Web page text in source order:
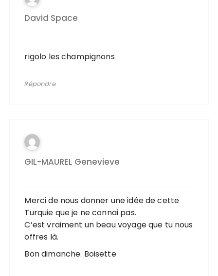
David Space
rigolo les champignons
Répondre
GIL-MAUREL Genevieve
Merci de nous donner une idée de cette
Turquie que je ne connai pas.
C’est vraiment un beau voyage que tu nous
offres là.
Bon dimanche. Boisette